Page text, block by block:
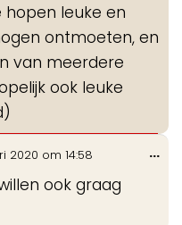
leuke en
ontmoeten, en
van meerdere
ook leuke
2020 om 14:58
ook graag
...